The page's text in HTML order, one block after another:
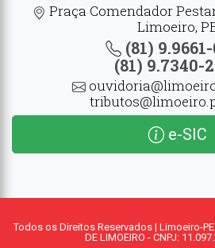
Praça Comendador
Limoeiro,
(81)
(81) 9.7340-
e-SIC
Todos os Direitos Reservados | Limoeiro-PE
DE LIMOEIRO - CNPJ: